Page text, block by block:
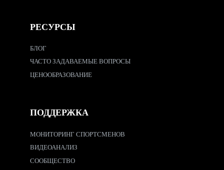
РЕСУРСЫ
БЛОГ
ЧАСТО ЗАДАВАЕМЫЕ ВОПРОСЫ
ЦЕНООБРАЗОВАНИЕ
ПОДДЕРЖКА
МОНИТОРИНГ СПОРТСМЕНОВ
ВИДЕОАНАЛИЗ
СООБЩЕСТВО